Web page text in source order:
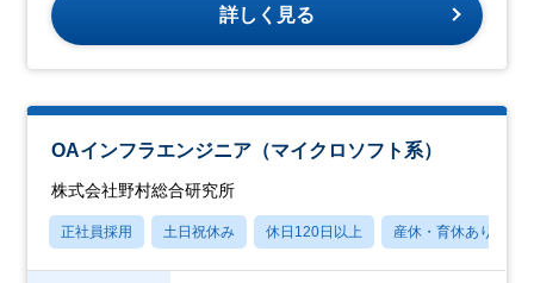
詳しく見る
OAインフラエンジニア（マイクロソフト系）
株式会社野村総合研究所
正社員採用 土日祝休み 休日120日以上 産休・育休あり